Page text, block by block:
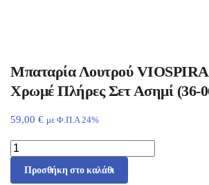
Μπαταρία Λουτρού
Χρωμέ Πλήρες Σετ Ασημί (36-
59,00 € με Φ.Π.Α 24%
Προσθήκη στο καλάθι